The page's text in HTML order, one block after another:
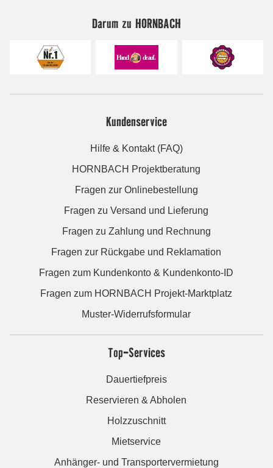
Darum zu HORNBACH
Kundenservice
Hilfe & Kontakt (FAQ)
HORNBACH Projektberatung
Fragen zur Onlinebestellung
Fragen zu Versand und Lieferung
Fragen zu Zahlung und Rechnung
Fragen zur Rückgabe und Reklamation
Fragen zum Kundenkonto & Kundenkonto-ID
Fragen zum HORNBACH Projekt-Marktplatz
Muster-Widerrufsformular
Top-Services
Dauertiefpreis
Reservieren & Abholen
Holzzuschnitt
Mietservice
Anhänger- und Transportervermietung